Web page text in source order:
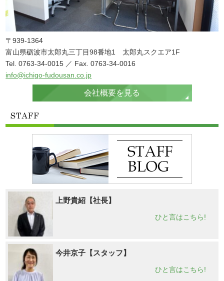
〒939-1364
富山県砺波市太郎丸三丁目98番地1 太郎丸スクエア1F
Tel. 0763-34-0015 ／ Fax. 0763-34-0016
info@ichigo-fudousan.co.jp
会社概要を見る
上野貴紹【社長】
ひと言はこちら!
今井京子【スタッフ】
ひと言はこちら!